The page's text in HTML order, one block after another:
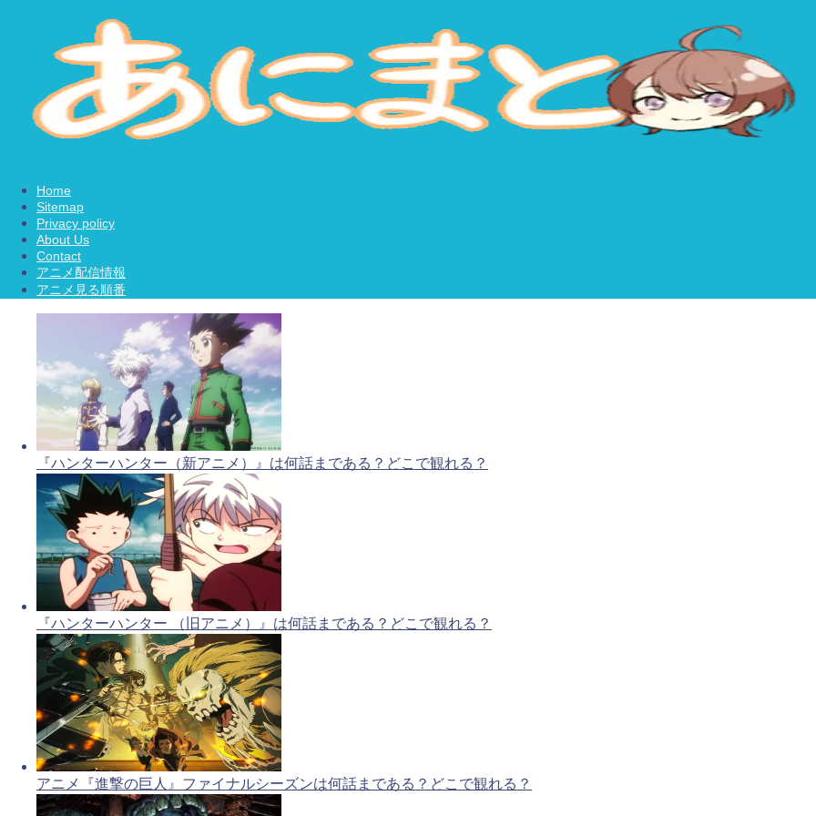
Home
Sitemap
Privacy policy
About Us
Contact
アニメ配信情報
アニメ見る順番
『ハンターハンター（新アニメ）』は何話まである？どこで観れる？
『ハンターハンター （旧アニメ）』は何話まである？どこで観れる？
アニメ『進撃の巨人』ファイナルシーズンは何話まである？どこで観れる？